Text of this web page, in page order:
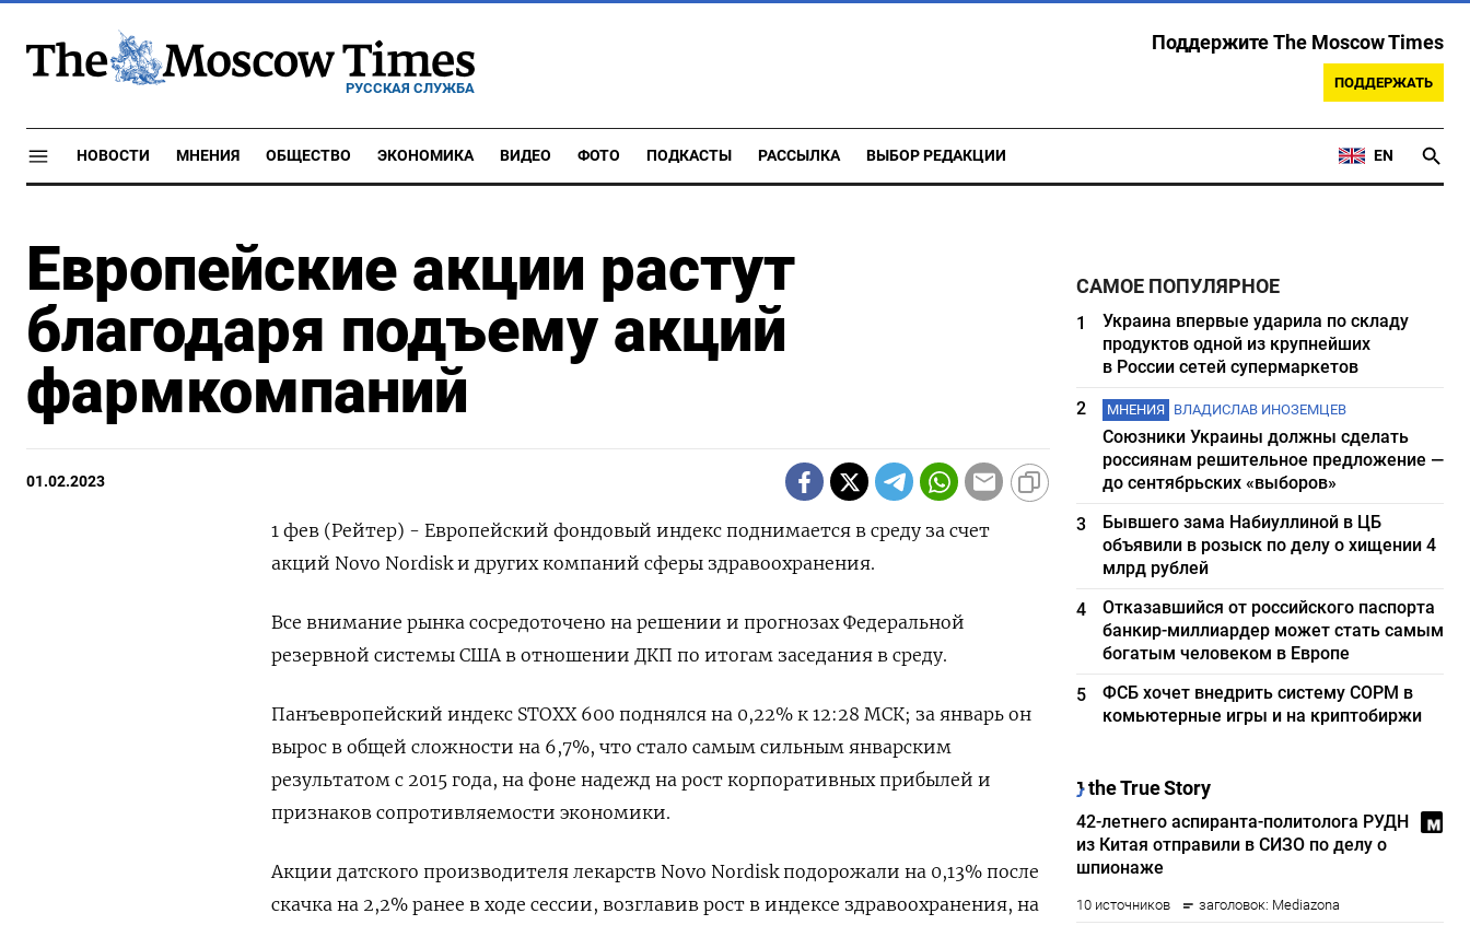
РУССКАЯ СЛУЖБА
Поддержите The Moscow Times
ПОДДЕРЖАТЬ
НОВОСТИ МНЕНИЯ ОБЩЕСТВО ЭКОНОМИКА ВИДЕО ФОТО ПОДКАСТЫ РАССЫЛКА ВЫБОР РЕДАКЦИИ EN
Европейские акции растут
благодаря подъему акций
фармкомпаний
01.02.2023
1 фев (Рейтер) - Европейский фондовый индекс поднимается в среду за счет
акций Novo Nordisk и других компаний сферы здравоохранения.
Все внимание рынка сосредоточено на решении и прогнозах Федеральной
резервной системы США в отношении ДКП по итогам заседания в среду.
Панъевропейский индекс STOXX 600 поднялся на 0,22% к 12:28 МСК; за январь он
вырос в общей сложности на 6,7%, что стало самым сильным январским
результатом с 2015 года, на фоне надежд на рост корпоративных прибылей и
признаков сопротивляемости экономики.
Акции датского производителя лекарств Novo Nordisk подорожали на 0,13% после
скачка на 2,2% ранее в ходе сессии, возглавив рост в индексе здравоохранения, на
САМОЕ ПОПУЛЯРНОЕ
1
Украина впервые ударила по складу
продуктов одной из крупнейших
в России сетей супермаркетов
2
МНЕНИЯ ВЛАДИСЛАВ ИНОЗЕМЦЕВ
Союзники Украины должны сделать
россиянам решительное предложение —
до сентябрьских «выборов»
3
Бывшего зама Набиуллиной в ЦБ
объявили в розыск по делу о хищении 4
млрд рублей
4
Отказавшийся от российского паспорта
банкир-миллиардер может стать самым
богатым человеком в Европе
5
ФСБ хочет внедрить систему СОРМ в
комьютерные игры и на криптобиржи